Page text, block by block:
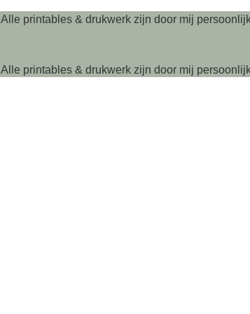
Alle printables & drukwerk zijn door mij
Alle printables & drukwerk zijn door mij